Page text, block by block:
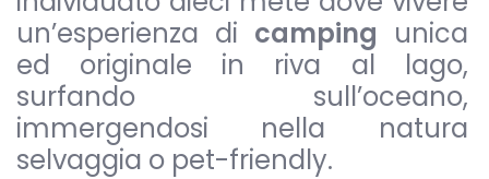
un’esperienza di camping unica
ed originale in riva al lago,
surfando sull’oceano,
immergendosi nella natura
selvaggia o pet-friendly.